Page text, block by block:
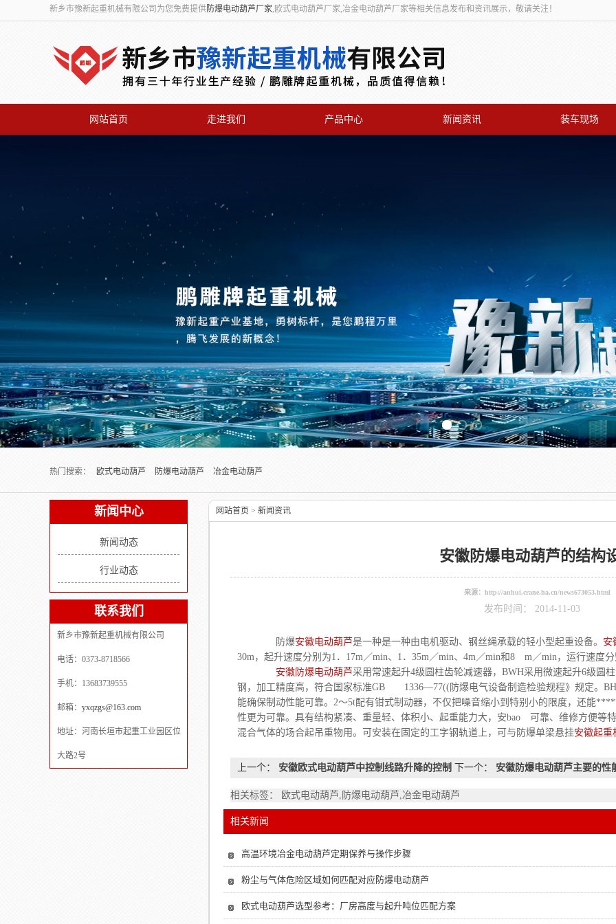
新乡市豫新起重机械有限公司为您免费提供防爆电动葫芦厂家,欧式电动葫芦厂家,冶金电动葫芦厂家等相关信息发布和资讯展示，敬请关注！
网站首页 走进我们 产品中心 新闻资讯 装车现场
热门搜索：
欧式电动葫芦 防爆电动葫芦 冶金电动葫芦
新闻中心
新闻动态
行业动态
联系我们
新乡市豫新起重机械有限公司
电话：0373-8718566
手机：13683739555
邮箱： yxqzgs@163.com
地址：河南长垣市起重工业园区位
大路2号
网站首页 > 新闻资讯
安徽防爆电动葫芦的结构
来源： http://anhui.crane.ha.cn/news673053.html
发布时间： 2014-11-03
防爆安徽电动葫芦是一种是一种由电机驱动、钢丝绳承载的轻小型起重设备。 安
30m，起升速度分别为1．17m／min、1．35m／min、4m／min和8 m／min，运行速度
安徽防爆电动葫芦采用常速起升4级圆柱齿轮减速器，BWH采用微速起升6级圆
钢，加工精度高，符合国家标准GB 1336—77((防爆电气设备制造检验规程》规定。
能确保制动性能可靠。2～5t配有钳式制动器，不仅把噪音缩小到特别小的限度，还能
性更为可靠。具有结构紧凑、重量轻、体积小、起重能力大，安bao 可靠、维修方便等
混合气体的场合起吊重物用。可安装在固定的工字钢轨道上，可与防爆单梁悬挂安徽起重
上一个： 安徽欧式电动葫芦中控制线路升降的控制 下一个： 安徽防爆电动葫芦主要的性
相关标签： 欧式电动葫芦,防爆电动葫芦,冶金电动葫芦
相关新闻
高温环境冶金电动葫芦定期保养与操作步骤
粉尘与气体危险区域如何匹配对应防爆电动葫芦
欧式电动葫芦选型参考：厂房高度与起升吨位匹配方案